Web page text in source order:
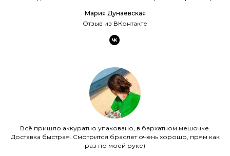
Мария Дунаевская
Отзыв из ВКонтакте
Всё пришло аккуратно упаковано, в бархатном мешочке.
Доставка быстрая. Смотрится браслет очень хорошо, прям как
раз по моей руке)